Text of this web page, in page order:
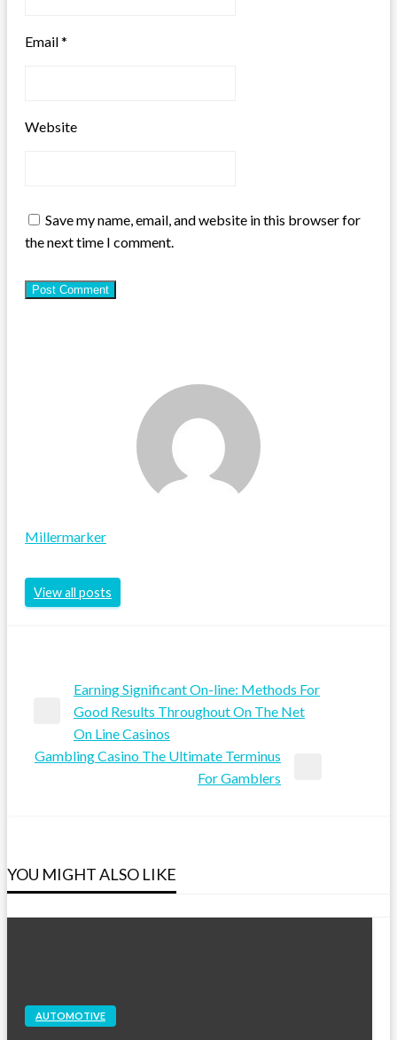
Email*
Website
Save my name, email, and website in this browser for
the next time I comment.
Millermarker
View all posts
Post
navigation
Previous
Earning Significant On-line: Methods For
Good Results Throughout On The Net
On Line Casinos
Gambling Casino The Ultimate Terminus
For Gamblers
YOU MIGHT ALSO LIKE
AUTOMOTIVE